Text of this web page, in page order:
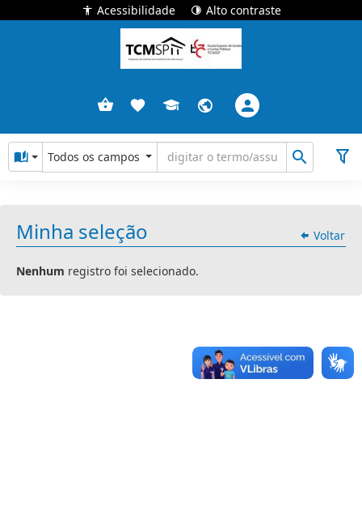
Acessibilidade Alto contraste
Todos os campos
Minha seleção Voltar
Nenhum registro foi selecionado.